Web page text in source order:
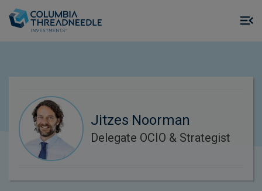
Jitzes Noorman
Delegate OCIO & Strategist